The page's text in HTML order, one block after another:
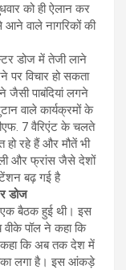
को ही ऐलान कर
आने वाले नागरिकों की
डोज में तेजी लाने
पर विचार हो सकता
जैसी पाबंदियां लगने
वाले कार्यक्रमों के
7 वैरिएंट के चलते
हो रहे हैं और मौतें भी
और फ्रांस जैसे देशों
टेंशन बढ़ गई है
डोज
एक बैठक हुई थी। इस
पॉल ने कहा कि
कहा कि अब तक देश में
लगा है। इस आंकड़े